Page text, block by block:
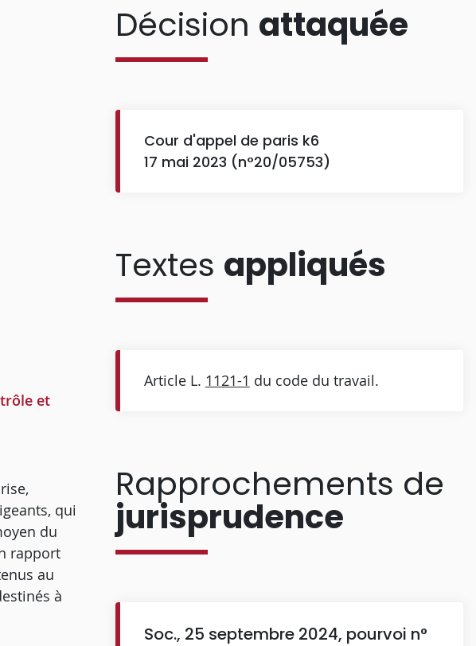
et
qui
du
rapport
au
à
Décision attaquée
Cour d'appel de paris k6
17 mai 2023 (n°20/05753)
Textes appliqués
Article L. 1121-1 du code du travail.
Rapprochements de
jurisprudence
Soc., 25 septembre 2024, pourvoi n°